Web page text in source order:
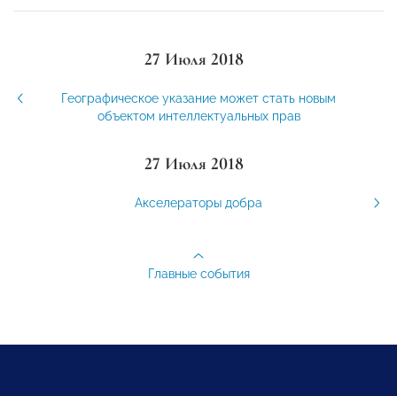
27 Июля 2018
Географическое указание может стать новым
объектом интеллектуальных прав
27 Июля 2018
Акселераторы добра
Главные события